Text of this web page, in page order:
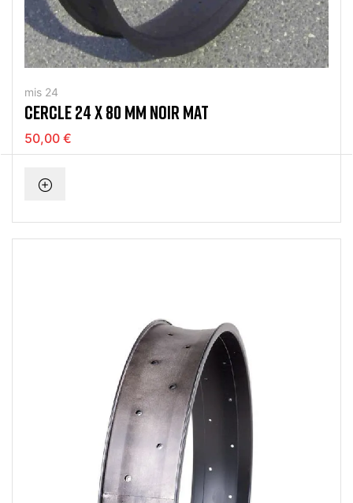
mis 24
CERCLE 24 X 80 MM NOIR MAT
50,00 €